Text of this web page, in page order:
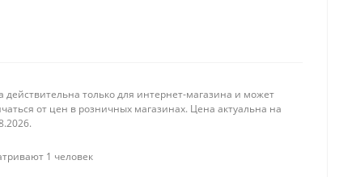
действительна только для интернет-магазина и может
от цен в розничных магазинах. Цена актуальна на
1 человек